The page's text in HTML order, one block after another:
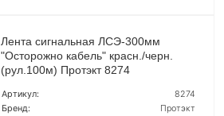
Лента сигнальная ЛСЭ-300мм
"Осторожно кабель" красн./черн.
(рул.100м) Протэкт 8274
Артикул:
8274
Бренд:
Протэкт